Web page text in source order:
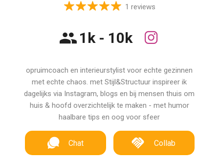
1 reviews
1k - 10k
opruimcoach en interieurstylist voor echte gezinnen
met echte chaos. met Stijl&Structuur inspireer ik
dagelijks via Instagram, blogs en bij mensen thuis om
huis & hoofd overzichtelijk te maken - met humor
haalbare tips en oog voor sfeer
Chat Collab